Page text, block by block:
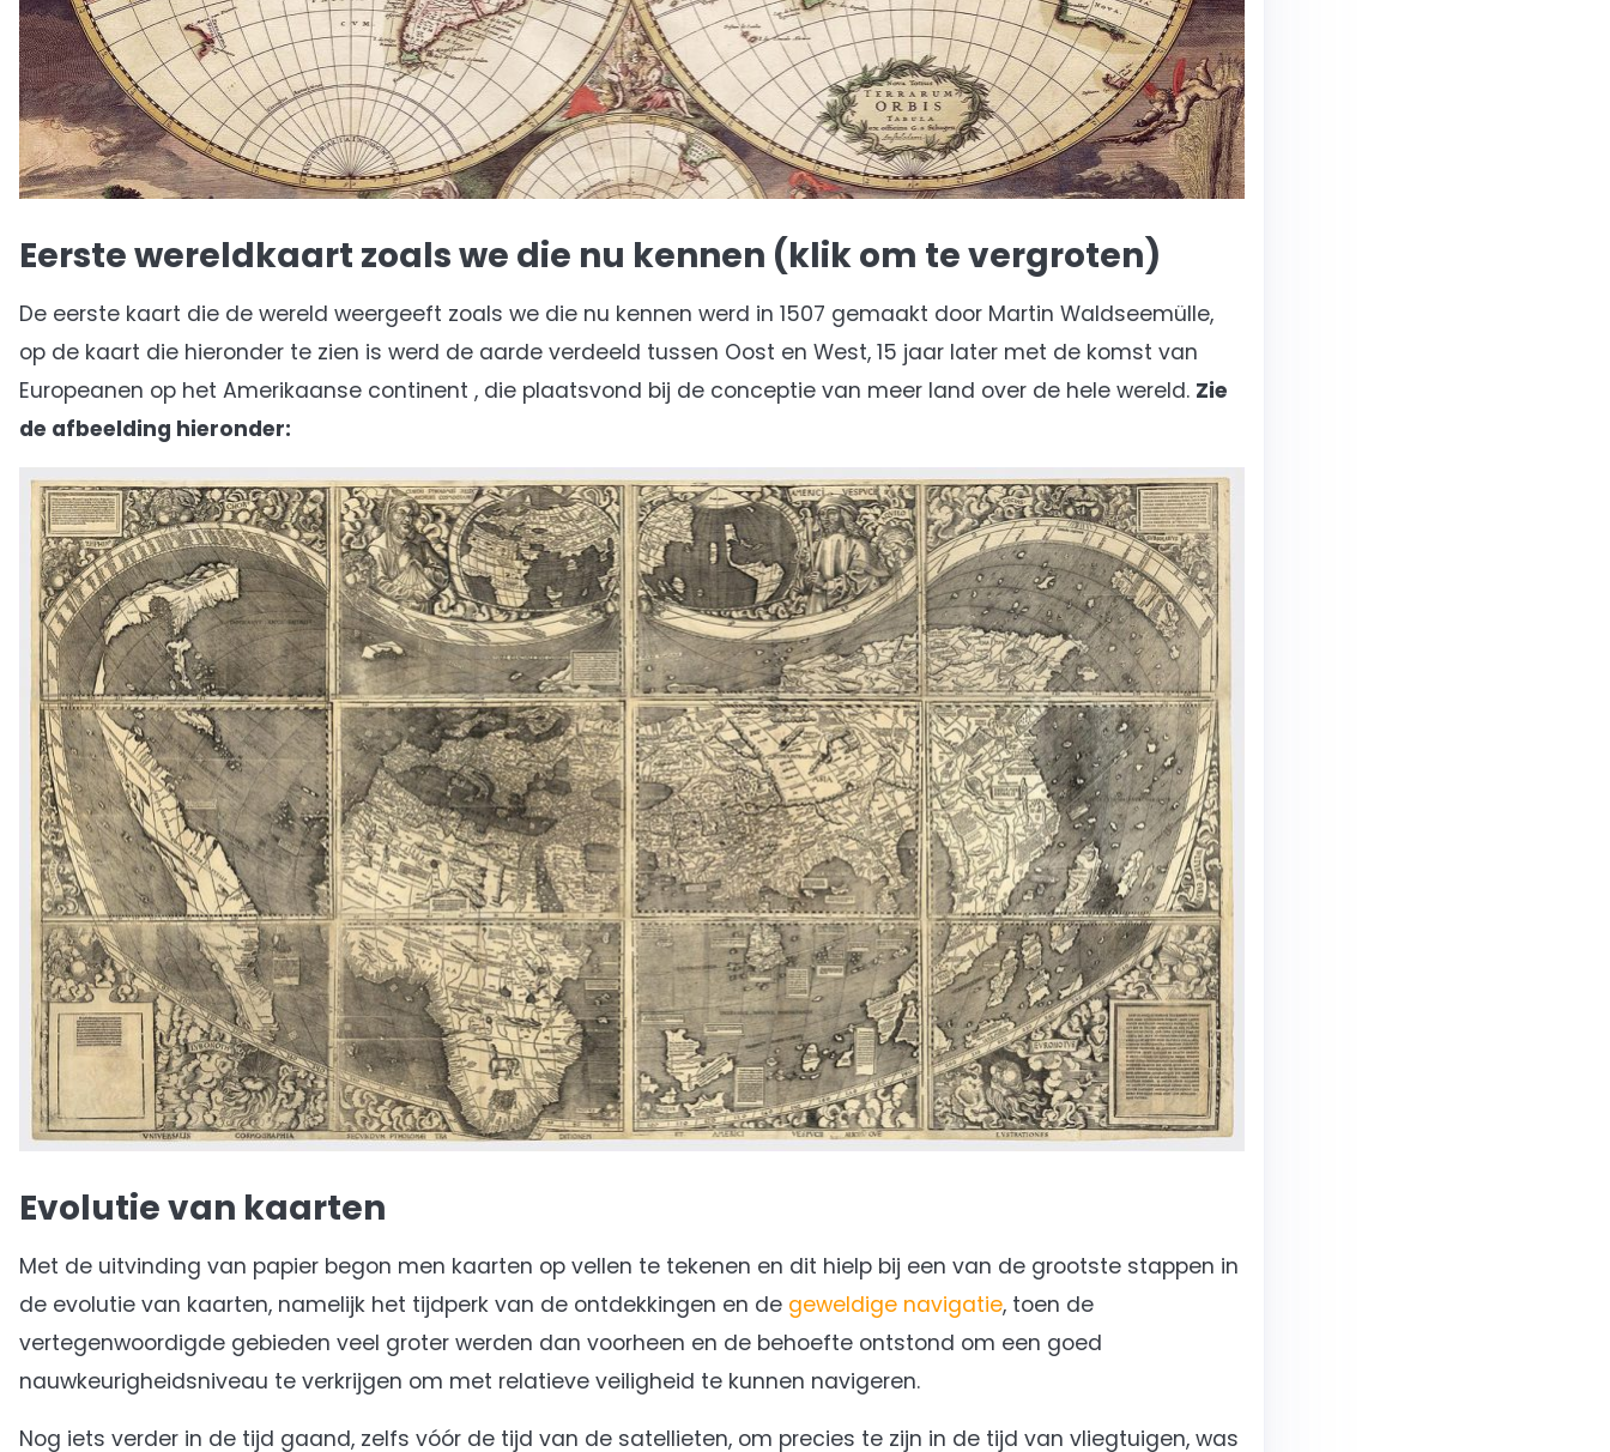
Eerste wereldkaart zoals we die nu kennen (klik om te vergroten)
De eerste kaart die de wereld weergeeft zoals we die nu kennen werd in 1507 gemaakt door Martin Waldseemülle,
op de kaart die hieronder te zien is werd de aarde verdeeld tussen Oost en West, 15 jaar later met de komst van
Europeanen op het Amerikaanse continent , die plaatsvond bij de conceptie van meer land over de hele wereld. Zie
de afbeelding hieronder:
Evolutie van kaarten
Met de uitvinding van papier begon men kaarten op vellen te tekenen en dit hielp bij een van de grootste stappen in
de evolutie van kaarten, namelijk het tijdperk van de ontdekkingen en de geweldige navigatie, toen de
vertegenwoordigde gebieden veel groter werden dan voorheen en de behoefte ontstond om een goed
nauwkeurigheidsniveau te verkrijgen om met relatieve veiligheid te kunnen navigeren.
Nog iets verder in de tijd gaand, zelfs vóór de tijd van de satellieten, om precies te zijn in de tijd van vliegtuigen, was